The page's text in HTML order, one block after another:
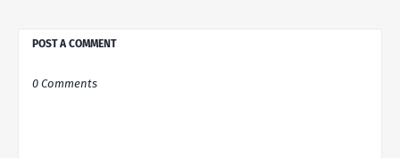
POST A COMMENT
0 Comments